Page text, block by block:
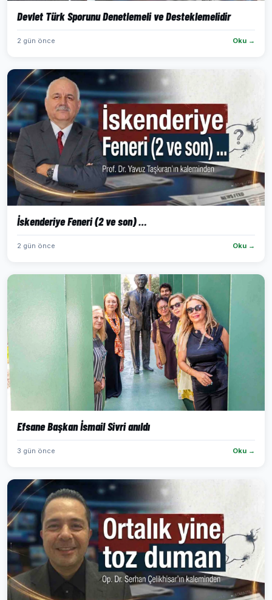
Devlet Türk Sporunu Denetlemeli ve Desteklemelidir
2 gün önce Oku →
İskenderiye Feneri (2 ve son) …
2 gün önce Oku →
Efsane Başkan İsmail Sivri anıldı
3 gün önce Oku →